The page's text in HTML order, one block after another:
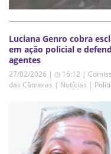
Luciana Genro cobra
em ação policial e
agentes
27/02/2026 | ◷ 16:12 |
das Câmeras | Notícias |